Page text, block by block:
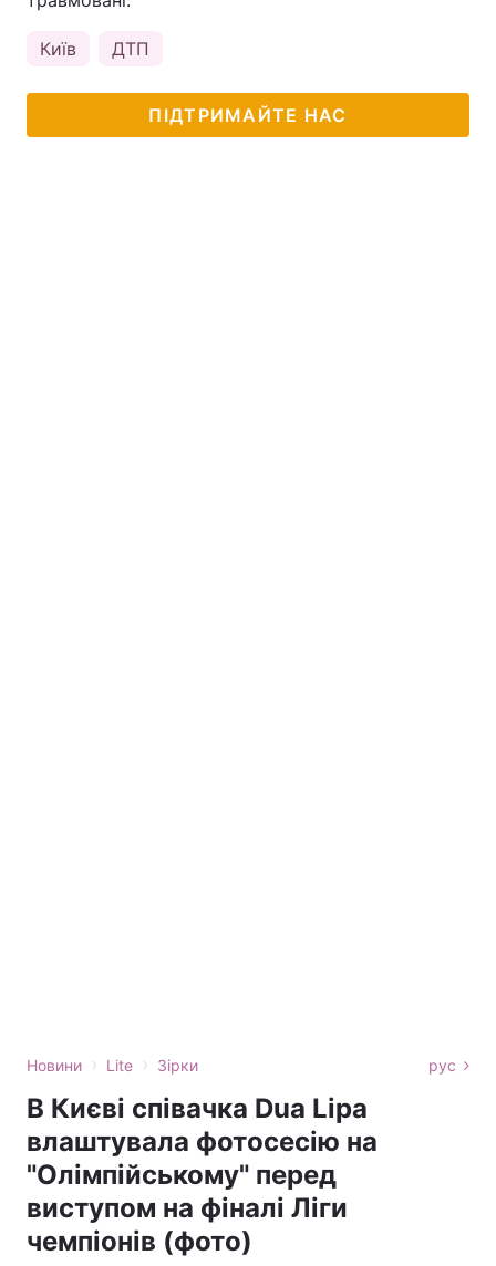
Київ ДТП
ПІДТРИМАЙТЕ НАС
Новини › Lite › Зірки рус
В Києві співачка Dua Lipa
влаштувала фотосесію на
"Олімпійському" перед
виступом на фіналі Ліги
чемпіонів (фото)